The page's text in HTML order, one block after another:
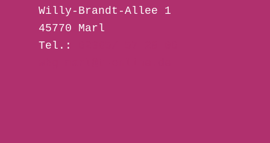
Willy-Brandt-Allee 1
45770 Marl
Tel.: